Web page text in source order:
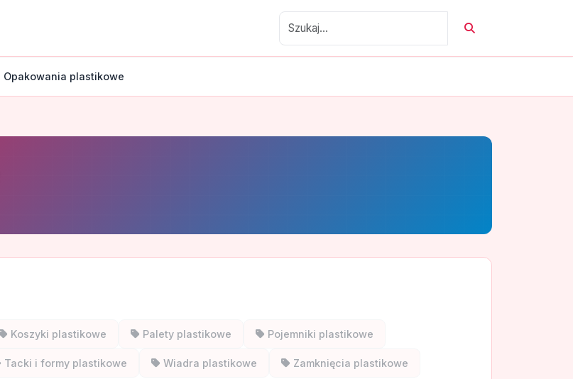
Opakowania plastikowe
Koszyki plastikowe Palety plastikowe Pojemniki plastikowe
Tacki i formy plastikowe Wiadra plastikowe Zamknięcia plastikowe